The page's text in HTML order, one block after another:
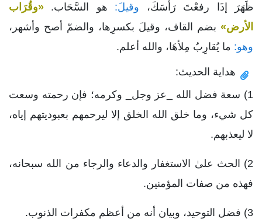
ظَهَرَ إذَا رفعْتَ رَأْسَكَ،
وقيلَ: هو السَّحَاب. «وقُرَاب
الأرض» بضم القاف، وقيلَ بكسرِها، والضمّ أصح وأشهر،
وهو: ما يُقارِبُ مِلأهَا، والله أعلم.
هداية الحديث:
1) سعة فضل الله _عز وجل_ وكرمه؛ فإن رحمته وسعت
كل شيء، وما خلق الله الخلق إلا ليرحمهم بعبوديتهم إياه،
لا ليعذبهم.
2) الحث علىٰ الاستغفار والدعاء والرجاء من الله سبحانه،
فهذه من صفات المؤمنين.
3) فضل التوحيد، وبيان أنه من أعظم مكفرات الذنوب.